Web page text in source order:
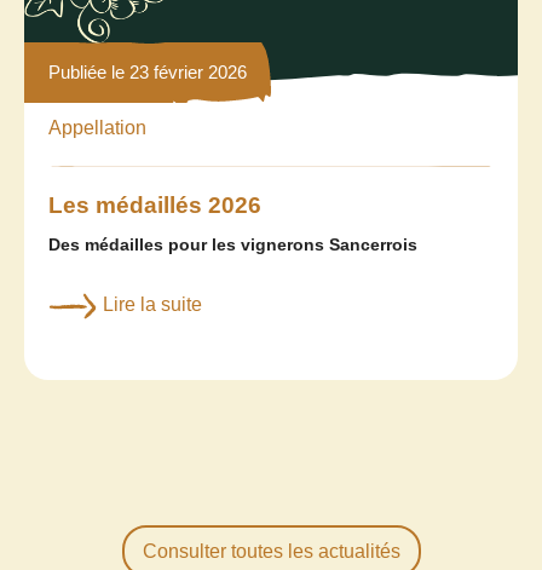
Publiée le 23 février 2026
Appellation
Les médaillés 2026
Des médailles pour les vignerons Sancerrois
Lire la suite
Consulter toutes les actualités